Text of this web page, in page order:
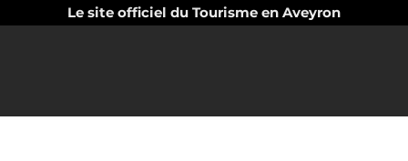
Le site officiel du Tourisme en Aveyron